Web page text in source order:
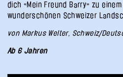
dich «Mein Freund Barry» zu
wunderschönen Schweizer
von Markus Welter, Schweiz/
Ab 6 Jahren